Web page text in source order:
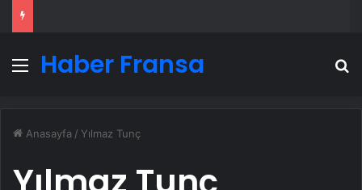
Menü
Haber Fransa
Anasayfa / Yılmaz Tunç